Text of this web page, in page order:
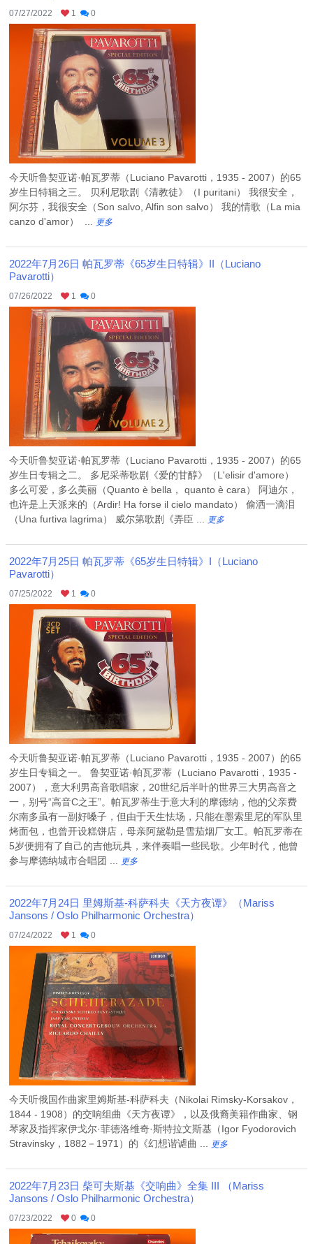
07/27/2022 1 0
今天听鲁契亚诺·帕瓦罗蒂（Luciano Pavarotti，1935 - 2007）的65
岁生日特辑之三。 贝利尼歌剧《清教徒》（I puritani） 我很安全，
阿尔芬，我很安全（Son salvo, Alfin son salvo） 我的情歌（La mia
canzo d'amor） ...
更多
2022年7月26日 帕瓦罗蒂《65岁生日特辑》II（Luciano
Pavarotti）
07/26/2022 1 0
今天听鲁契亚诺·帕瓦罗蒂（Luciano Pavarotti，1935 - 2007）的65
岁生日专辑之二。 多尼采蒂歌剧《爱的甘醇》（L'elisir d'amore）
多么可爱，多么美丽（Quanto è bella， quanto è cara） 阿迪尔，
也许是上天派来的（Ardir! Ha forse il cielo mandato） 偷洒一滴泪
（Una furtiva lagrima） 威尔第歌剧《弄臣 ...
更多
2022年7月25日 帕瓦罗蒂《65岁生日特辑》I（Luciano
Pavarotti）
07/25/2022 1 0
今天听鲁契亚诺·帕瓦罗蒂（Luciano Pavarotti，1935 - 2007）的65
岁生日专辑之一。 鲁契亚诺·帕瓦罗蒂（Luciano Pavarotti，1935 -
2007），意大利男高音歌唱家，20世纪后半叶的世界三大男高音之
一，别号“高音C之王”。帕瓦罗蒂生于意大利的摩德纳，他的父亲费
尔南多虽有一副好嗓子，但由于天生怯场，只能在墨索里尼的军队里
烤面包，也曾开设糕饼店，母亲阿黛勒是雪茄烟厂女工。帕瓦罗蒂在
5岁便拥有了自己的吉他玩具，来伴奏唱一些民歌。少年时代，他曾
参与摩德纳城市合唱团 ...
更多
2022年7月24日 里姆斯基-科萨科夫《天方夜谭》（Mariss
Jansons / Oslo Philharmonic Orchestra）
07/24/2022 1 0
今天听俄国作曲家里姆斯基-科萨科夫（Nikolai Rimsky-Korsakov，
1844 - 1908）的交响组曲《天方夜谭》，以及俄裔美籍作曲家、钢
琴家及指挥家伊戈尔·菲德洛维奇·斯特拉文斯基（Igor Fyodorovich
Stravinsky，1882－1971）的《幻想谐谑曲 ...
更多
2022年7月23日 柴可夫斯基《交响曲》全集 III （Mariss
Jansons / Oslo Philharmonic Orchestra）
07/23/2022 0 0